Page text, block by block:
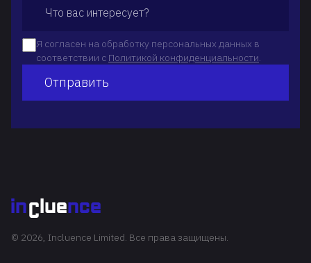
Я согласен на обработку персональных данных в
соответствии с Политикой конфиденциальности.
Отправить
© 2026, Incluence Limited. Все права защищены.